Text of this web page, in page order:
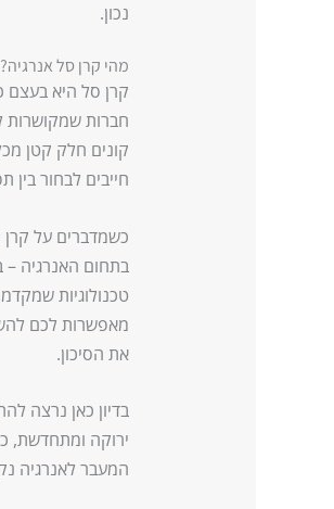
נכון.
מהי קרן סל אנרגיה?
קרן סל היא בעצם
חברות שמקושרות
קונים חלק קטן
חייבים לבחור
כשמדברים על
בתחום האנרגיה –
טכנולוגיות
מאפשרות לכם
את הסיכון.
בדיון כאן נרצה
ירוקה ומתחדשת,
המעבר לאנרגיה